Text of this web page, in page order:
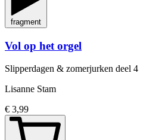
fragment
Vol op het orgel
Slipperdagen & zomerjurken deel 4
Lisanne Stam
€ 3,99